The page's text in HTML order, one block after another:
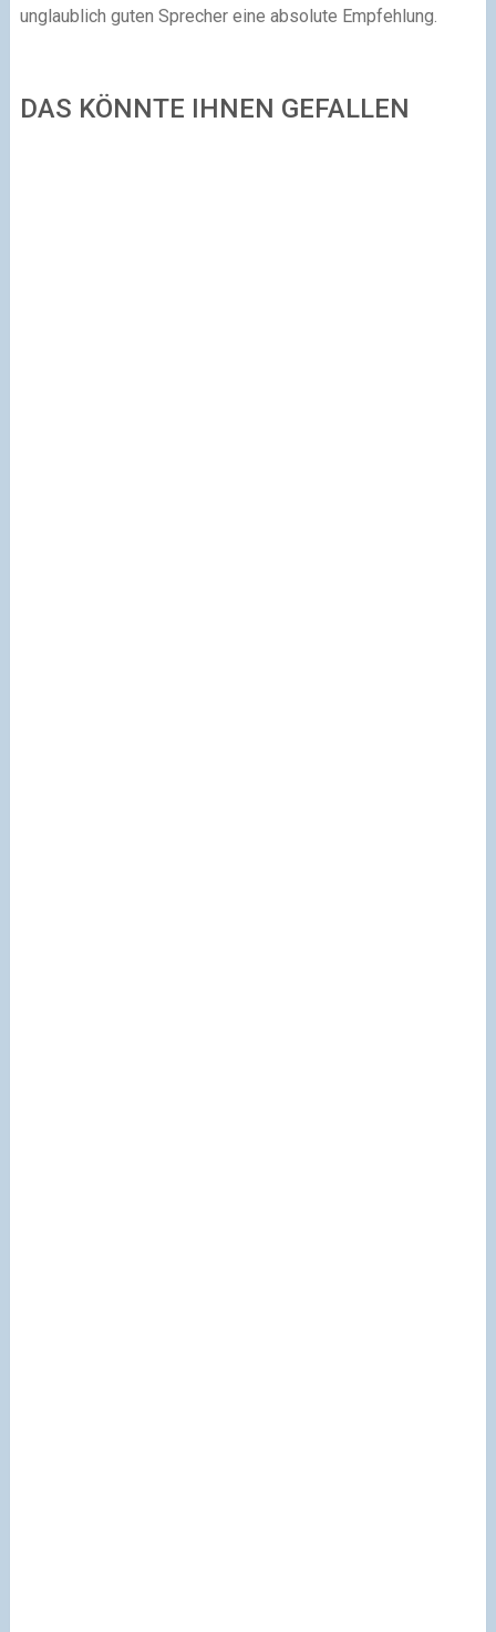
unglaublich guten Sprecher eine absolute Empfehlung.
DAS KÖNNTE IHNEN GEFALLEN